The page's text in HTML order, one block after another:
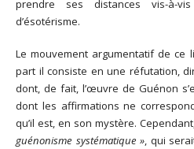
prendre ses distances vis-à-
d’ésotérisme.
Le mouvement argumentatif de ce
part il consiste en une réfutation,
dont, de fait, l’œuvre de Guénon
dont les affirmations ne
qu’il est, en son mystère.
guénonisme systématique », qui